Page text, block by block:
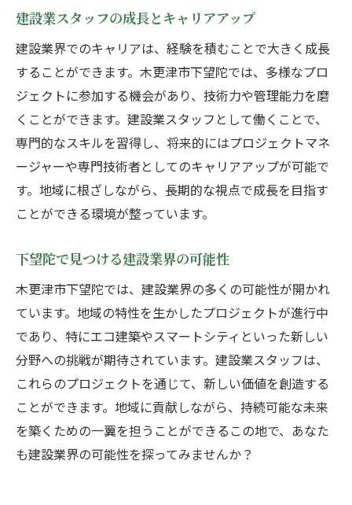
建設業スタッフの成長とキャリアアップ
建設業界でのキャリアは、経験を積むことで大きく成長
することができます。木更津市下望陀では、多様なプロ
ジェクトに参加する機会があり、技術力や管理能力を磨
くことができます。建設業スタッフとして働くことで、
専門的なスキルを習得し、将来的にはプロジェクトマネ
ージャーや専門技術者としてのキャリアアップが可能で
す。地域に根ざしながら、長期的な視点で成長を目指す
ことができる環境が整っています。
下望陀で見つける建設業界の可能性
木更津市下望陀では、建設業界の多くの可能性が開かれ
ています。地域の特性を生かしたプロジェクトが進行中
であり、特にエコ建築やスマートシティといった新しい
分野への挑戦が期待されています。建設業スタッフは、
これらのプロジェクトを通じて、新しい価値を創造する
ことができます。地域に貢献しながら、持続可能な未来
を築くための一翼を担うことができるこの地で、あなた
も建設業界の可能性を探ってみませんか？